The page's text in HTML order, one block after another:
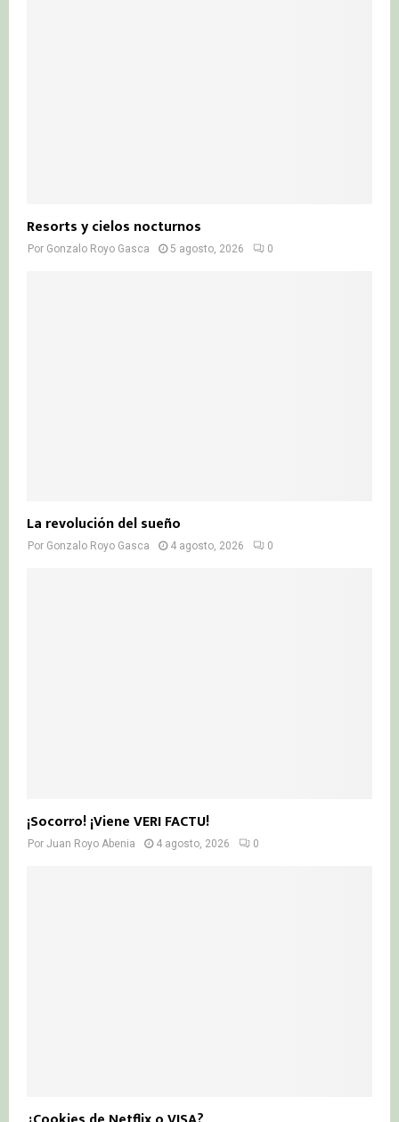
Resorts y cielos nocturnos
Por Gonzalo Royo Gasca 5 agosto, 2026 0
La revolución del sueño
Por Gonzalo Royo Gasca 4 agosto, 2026 0
¡Socorro! ¡Viene VERI FACTU!
Por Juan Royo Abenia 4 agosto, 2026 0